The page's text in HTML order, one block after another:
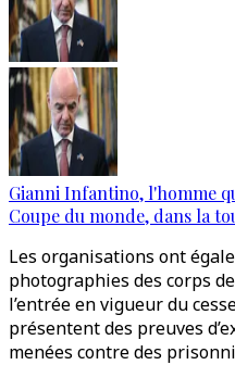
Gianni Infantino, l'homme
Coupe du monde, dans la
Les organisations ont
photographies des corps
l’entrée en vigueur du
présentent des preuves
menées contre des